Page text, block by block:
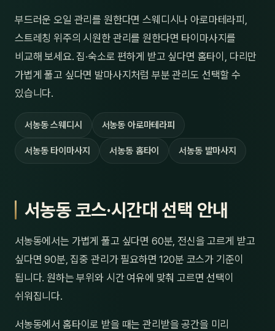
부드러운 오일 관리를 원한다면 스웨디시나 아로마테라피,
스트레칭 위주의 시원한 관리를 원한다면 타이마사지를
비교해 보세요. 집·숙소로 편하게 받고 싶다면 홈타이, 다리만
가볍게 풀고 싶다면 발마사지처럼 부분 관리도 선택할 수
있습니다.
서농동 스웨디시 서농동 아로마테라피
서농동 타이마사지 서농동 홈타이 서농동 발마사지
서농동 코스·시간대 선택 안내
서농동에서는 가볍게 풀고 싶다면 60분, 전신을 고르게 받고
싶다면 90분, 집중 관리가 필요하면 120분 코스가 기준이
됩니다. 원하는 부위와 시간 여유에 맞춰 고르면 선택이
쉬워집니다.
서농동에서 홈타이로 받을 때는 관리받을 공간을 미리